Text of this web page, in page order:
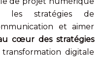
les stratégies de
et aimer
cœur des stratégies
digitale